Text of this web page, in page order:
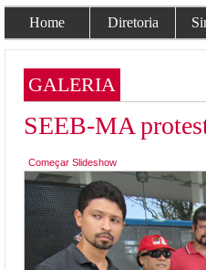
Home Diretoria
GALERIA
SEEB-MA
Começar Slideshow